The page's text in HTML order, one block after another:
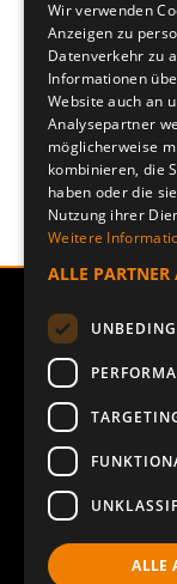
Wir verwenden
Anzeigen zu
Datenverkehr zu
Informationen
Website auch an
Analysepartner
möglicherweise
kombinieren, die
haben oder die
Nutzung ihrer
Weitere
ALLE PARTNER
ALLE